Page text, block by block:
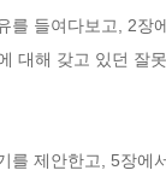
들여다보고, 2장
대해 갖고 있던 잘
제안한고, 5장에